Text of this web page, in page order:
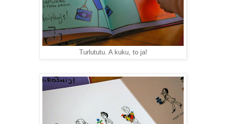
Turlututu. A kuku, to ja!